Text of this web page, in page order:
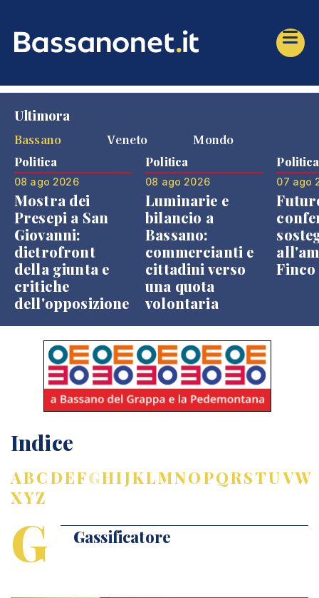
Ultimora
Bassano
Veneto Mondo
Politica
08 ago 2026
Mostra dei
Presepi a San
Giovanni:
dietrofront
della giunta e
critiche
dell'opposizione
Politica
08 ago 2026
Luminarie e
bilancio a
Bassano:
commercianti e
cittadini verso
una quota
volontaria
Politica
07 ago
Finco
Indice
ABCDEFGHIJKLMNOPQRSTUVW
XYZ
G Gassificatore